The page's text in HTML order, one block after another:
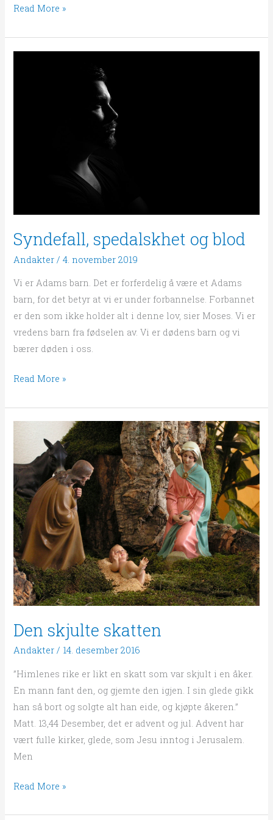
Read More »
Syndefall, spedalskhet og blod
Andakter /4. november 2019
Vi er Adams barn. Det er forferdelig å være et Adams
barn, for det betyr at vi er under forbannelse. Forbannet
er den som ikke holder alt i denne lov, sier Moses. Vi er
vredens barn fra fødselen av. Vi er dødens barn og vi
bærer døden i oss.
Read More »
Den skjulte skatten
Andakter / 14. desember 2016
”Himlenes rike er likt en skatt som var skjult i en åker.
En mann fant den, og gjemte den igjen. I sin glede gikk
han så bort og solgte alt han eide, og kjøpte åkeren.”
Matt. 13,44 Desember, det er advent og jul. Advent har
vært fulle kirker, glede, som Jesu inntog i Jerusalem.
Men
skatten
Read More »